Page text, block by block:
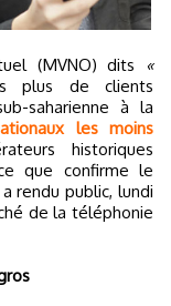
(MVNO) dits
«
plus de clients
saharienne à la
les moins
historiques
que confirme le
rendu public, lundi
de la téléphonie